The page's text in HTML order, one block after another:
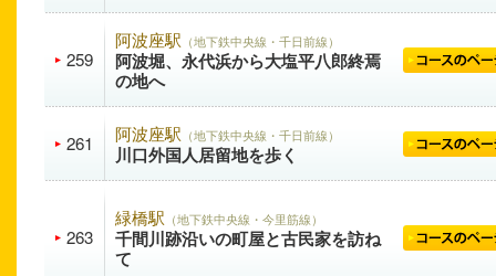
259
阿波座駅 （地下鉄中央線・千日前線）
阿波堀、永代浜から大塩平八郎終焉
の地へ
261 阿波座駅 （地下鉄中央線・千日前線）
川口外国人居留地を歩く
263
緑橋駅 （地下鉄中央線・今里筋線）
千間川跡沿いの町屋と古民家を訪ね
て